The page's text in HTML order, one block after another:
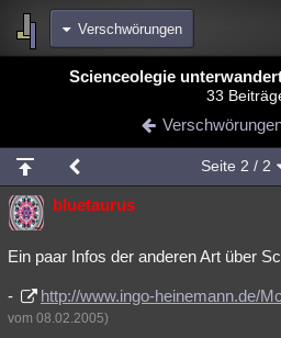
Verschwörungen
Blogs
Chat Wiki Neuigkeiten
meine Rubriken
Menschen Wissenschaft
Spiritualität Verschwörungen
Natur Umfragen Unterhaltung
weitere Rubriken
Scienceolegie
33
Seite 2 / 2
bluetaurus
Ein paar Infos der anderen Art über
- http://www.ingo-heinemann.de/
vom 08.02.2005)